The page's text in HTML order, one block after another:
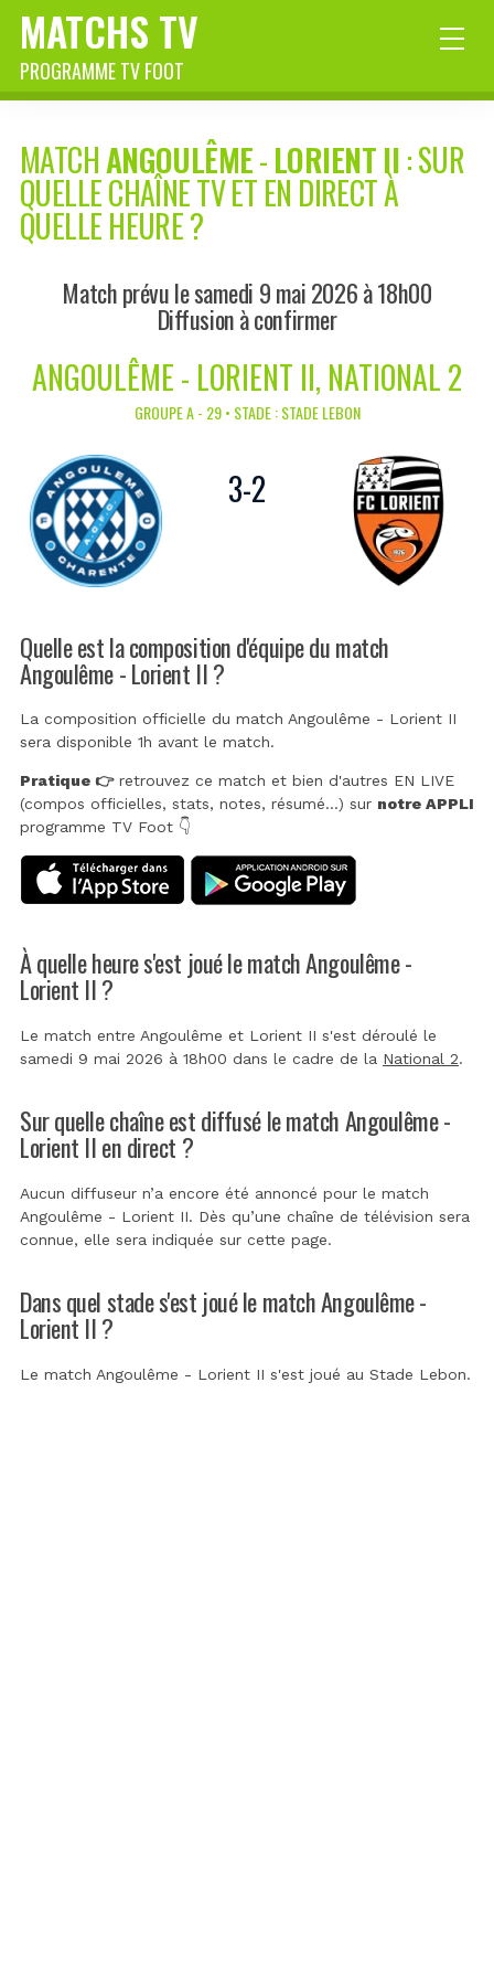
MATCHS TV
PROGRAMME TV FOOT
MATCHANGOULÊME-LORIENT II: SUR
QUELLE CHAÎNE TV ET EN DIRECT À
QUELLE HEURE ?
Match prévu le samedi 9 mai 2026 à 18h00
Diffusion à confirmer
ANGOULÊME - LORIENT II, NATIONAL 2
GROUPE A - 29 • STADE : STADE LEBON
3-2
Quelle est la composition d'équipe du match
Angoulême - Lorient II ?
La composition officielle du match Angoulême - Lorient II
sera disponible 1h avant le match.
Pratique 👉retrouvez ce match et bien d'autres EN LIVE
(compos officielles, stats, notes, résumé...) sur notre APPLI
programme TV Foot 👇
À quelle heure s'est joué le match Angoulême -
Lorient II ?
Le match entre Angoulême et Lorient II s'est déroulé le
samedi 9 mai 2026 à 18h00 dans le cadre de la National 2.
Sur quelle chaîne est diffusé le match Angoulême -
Lorient II en direct ?
Aucun diffuseur n’a encore été annoncé pour le match
Angoulême - Lorient II. Dès qu’une chaîne de télévision sera
connue, elle sera indiquée sur cette page.
Dans quel stade s'est joué le match Angoulême -
Lorient II ?
Le match Angoulême - Lorient II s'est joué au Stade Lebon.